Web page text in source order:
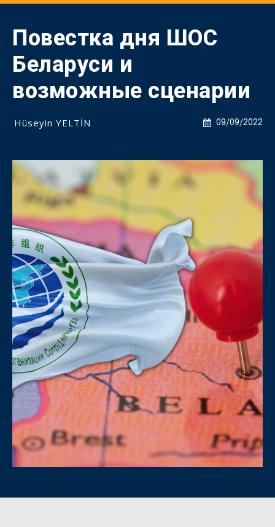
Повестка дня ШОС
Беларуси и
возможные сценарии
09/09/2022
Hüseyin YELTİN